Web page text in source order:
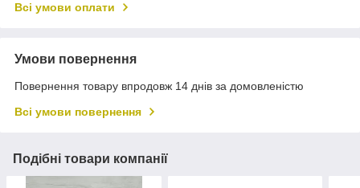
Всі умови оплати
Умови повернення
Повернення товару впродовж 14 днів за домовленістю
Всі умови повернення
Подібні товари компанії